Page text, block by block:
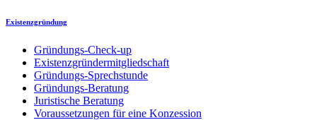
Existenzgründung
Gründungs-Check-up
Existenzgründermitgliedschaft
Gründungs-Sprechstunde
Gründungs-Beratung
Juristische Beratung
Voraussetzungen für eine Konzession